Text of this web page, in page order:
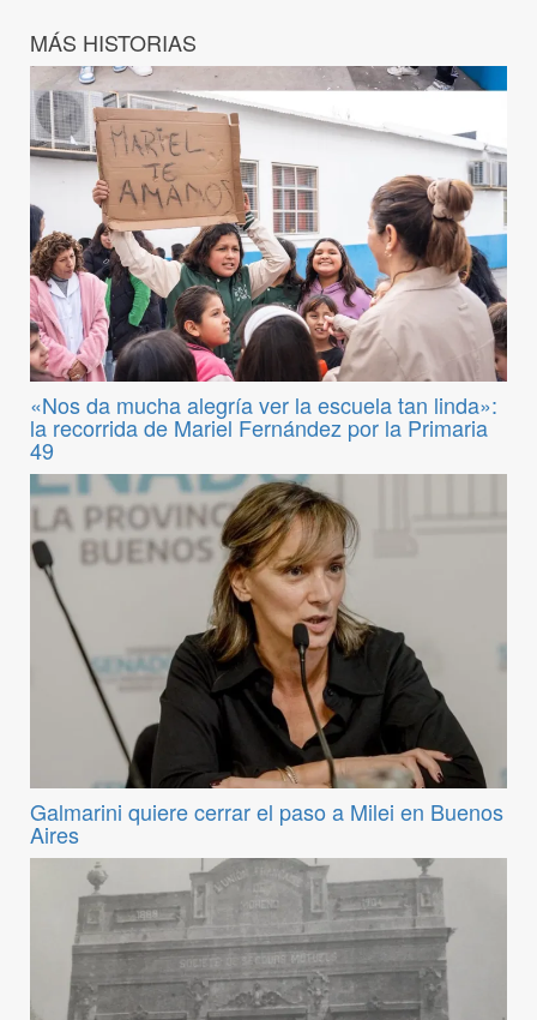
MÁS HISTORIAS
«Nos da mucha alegría ver la escuela tan linda»:
la recorrida de Mariel Fernández por la Primaria
49
Galmarini quiere cerrar el paso a Milei en Buenos
Aires